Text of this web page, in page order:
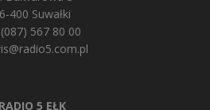
400 Suwałki
567 80 00
RADIO 5 EŁK